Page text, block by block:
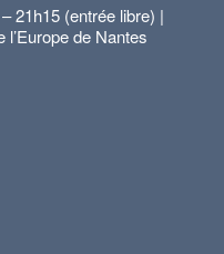
21h15 (entrée libre) |
de Nantes